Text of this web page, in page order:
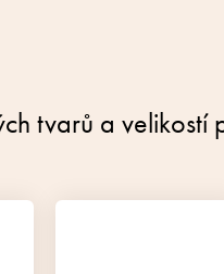
tvarů a velikostí